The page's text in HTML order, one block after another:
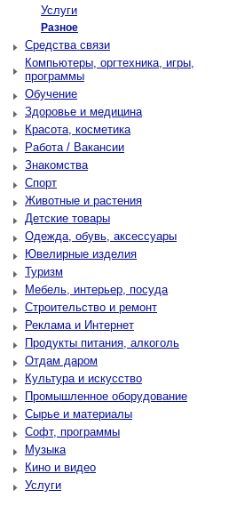
Услуги
Разное
Средства связи
Компьютеры, оргтехника, игры,
программы
Обучение
Здоровье и медицина
Красота, косметика
Работа / Вакансии
Знакомства
Спорт
Животные и растения
Детские товары
Одежда, обувь, аксессуары
Ювелирные изделия
Туризм
Мебель, интерьер, посуда
Строительство и ремонт
Реклама и Интернет
Продукты питания, алкоголь
Отдам даром
Культура и искусство
Промышленное оборудование
Сырье и материалы
Софт, программы
Музыка
Кино и видео
Услуги